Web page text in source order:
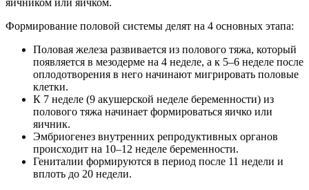
Формирование половой системы делят на 4 основных этапа:
Половая железа развивается из полового тяжа, который
появляется в мезодерме на 4 неделе, а к 5–6 неделе после
оплодотворения в него начинают мигрировать половые
клетки.
К 7 неделе (9 акушерской неделе беременности) из
полового тяжа начинает формироваться яичко или
яичник.
Эмбриогенез внутренних репродуктивных органов
происходит на 10–12 неделе беременности.
Гениталии формируются в период после 11 недели и
вплоть до 20 недели.